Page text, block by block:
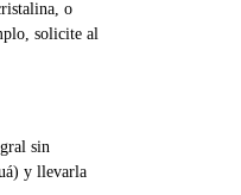
o
solicite al
sin
y llevarla